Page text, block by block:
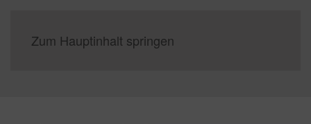
Zum Hauptinhalt springen